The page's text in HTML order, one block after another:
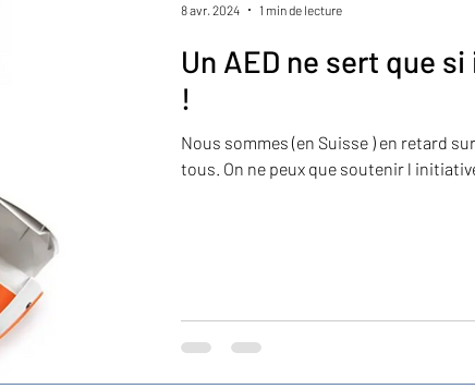
Un AED ne sert que
!
Nous sommes (en Suisse ) en retard
tous. On ne peux que soutenir l
8 avr. 2024 1 min de lecture